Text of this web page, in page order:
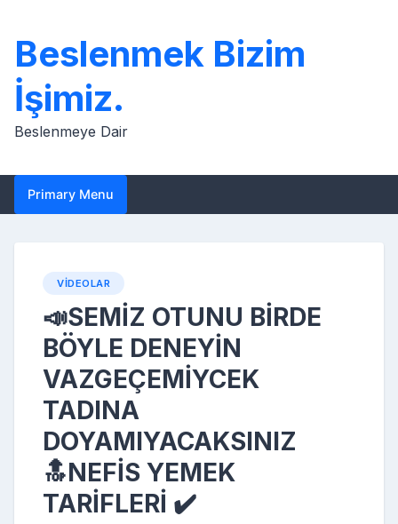
content
Beslenmek Bizim
İşimiz.
Beslenmeye Dair
Primary Menu
VIDEOLAR
📣SEMİZ OTUNU BİRDE
BÖYLE DENEYİN
VAZGEÇEMİYCEK
TADINA
DOYAMIYACAKSINIZ
🔝NEFİS YEMEK
TARİFLERİ ✔️